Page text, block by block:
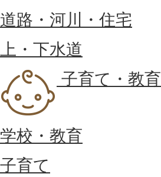
道路・河川・住宅
上・下水道
子育て・教育
学校・教育
子育て